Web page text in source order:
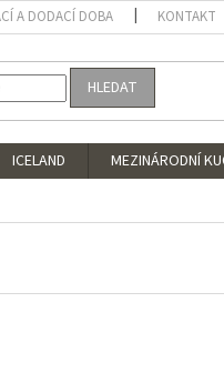
A DODACÍ DOBA KONTAKT
HLEDAT
ICELAND MEZINÁRODNÍ